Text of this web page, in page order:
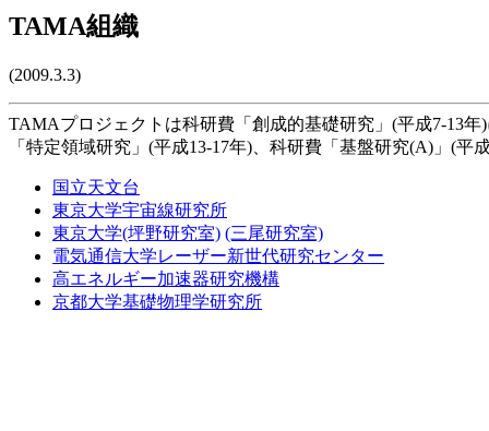
TAMA組織
(2009.3.3)
TAMAプロジェクトは科研費「創成的基礎研究」(平成7-13
「特定領域研究」(平成13-17年)、科研費「基盤研究(A)」(
国立天文台
東京大学宇宙線研究所
東京大学(坪野研究室) (三尾研究室)
電気通信大学レーザー新世代研究センター
高エネルギー加速器研究機構
京都大学基礎物理学研究所